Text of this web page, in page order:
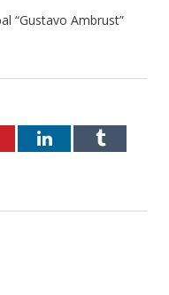
“Gustavo Ambrust”
LinkedInTumblr